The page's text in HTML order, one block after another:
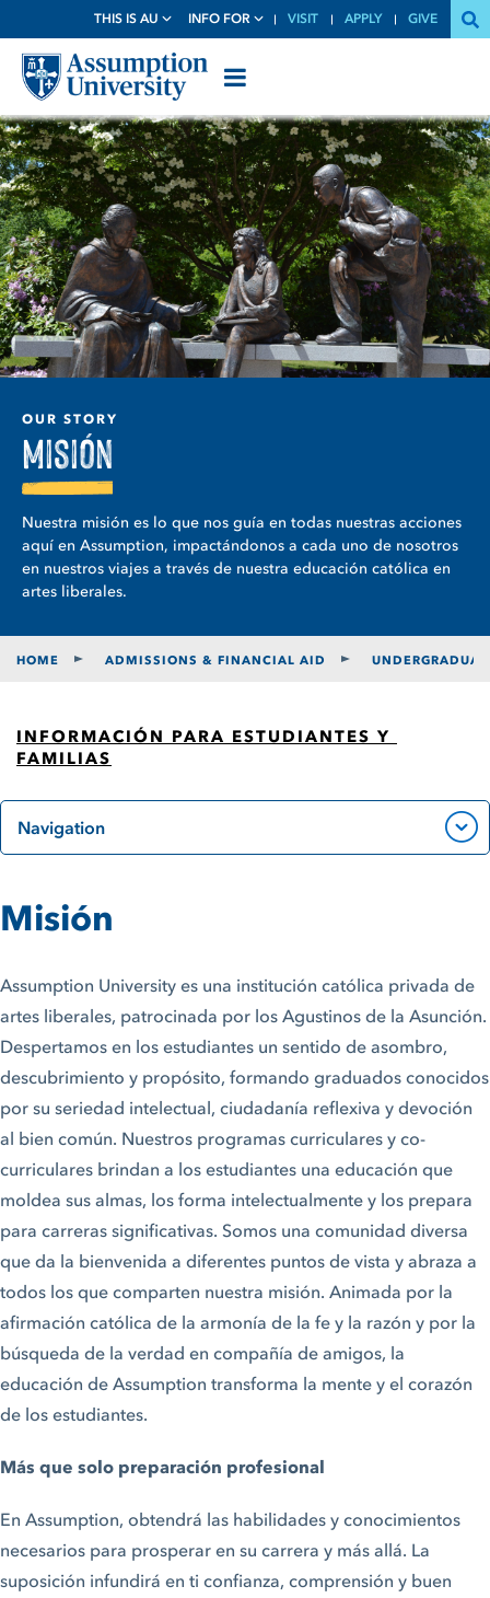
Content
THIS IS AU INFO FOR VISIT APPLY GIVE
OUR STORY
Misión
Nuestra misión es lo que nos guía en todas nuestras acciones
aquí en Assumption, impactándonos a cada uno de nosotros
en nuestros viajes a través de nuestra educación católica en
artes liberales.
HOME ADMISSIONS & FINANCIAL AID
INFORMACIÓN PARA ESTUDIANTES Y
FAMILIAS
Navigation
Misión
Assumption University es una institución católica privada de
artes liberales, patrocinada por los Agustinos de la Asunción.
Despertamos en los estudiantes un sentido de asombro,
descubrimiento y propósito, formando graduados conocidos
por su seriedad intelectual, ciudadanía reflexiva y devoción
al bien común. Nuestros programas curriculares y co-
curriculares brindan a los estudiantes una educación que
moldea sus almas, los forma intelectualmente y los prepara
para carreras significativas. Somos una comunidad diversa
que da la bienvenida a diferentes puntos de vista y abraza a
todos los que comparten nuestra misión. Animada por la
afirmación católica de la armonía de la fe y la razón y por la
búsqueda de la verdad en compañía de amigos, la
educación de Assumption transforma la mente y el corazón
de los estudiantes.
Más que solo preparación profesional
En Assumption, obtendrá las habilidades y conocimientos
necesarios para prosperar en su carrera y más allá. La
suposición infundirá en ti confianza, comprensión y buen